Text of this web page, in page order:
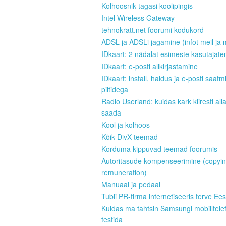
Kolhoosnik tagasi koolipingis
Intel Wireless Gateway
tehnokratt.net foorumi kodukord
ADSL ja ADSLi jagamine (infot meil ja
IDkaart: 2 nädalat esimeste
IDkaart: e-posti allkirjastamine
IDkaart: install, haldus ja e-posti
piltidega
Radio Userland: kuidas kark kiiresti alla
saada
Kool ja kolhoos
Kõik DivX teemad
Korduma kippuvad teemad foorumis
Autoritasude kompenseerimine
remuneration)
Manuaal ja pedaal
Tubli PR-firma internetiseeris terve
Kuidas ma tahtsin Samsungi
testida